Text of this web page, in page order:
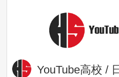
YouTube高校 /